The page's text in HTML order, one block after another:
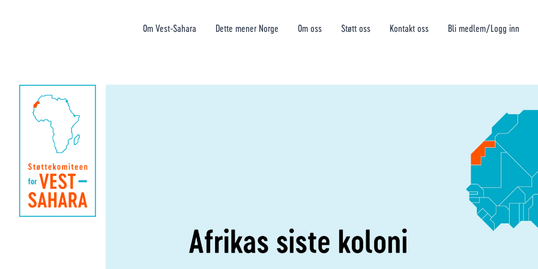
Om Vest-Sahara Dette mener Norge Om oss Støtt oss Kontakt oss Bli medlem/Logg inn